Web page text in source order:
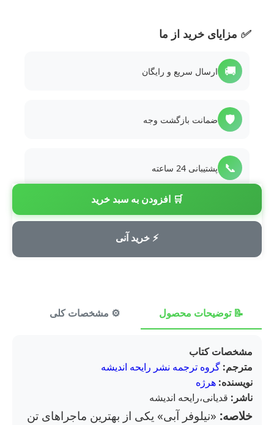
🛒 افزودن به سبد خرید
⚡ خرید آنی
✅ مزایای خرید از ما
🚚 ارسال سریع و رایگان
🛡️ ضمانت بازگشت وجه
📞 پشتیبانی 24 ساعته
💳 پرداخت امن
📝 توضیحات محصول ⚙️ مشخصات کلی
مشخصات کتاب
مترجم: گروه ترجمه نشر رایحه اندیشه
نویسنده: هرژه
ناشر: قدیانی،رایحه اندیشه
خلاصه: «نیلوفر آبی» یکی از بهترین ماجراهای تن